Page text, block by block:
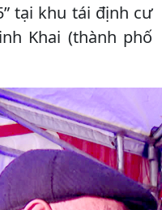
tại khu tái định cư
Khai (thành phố